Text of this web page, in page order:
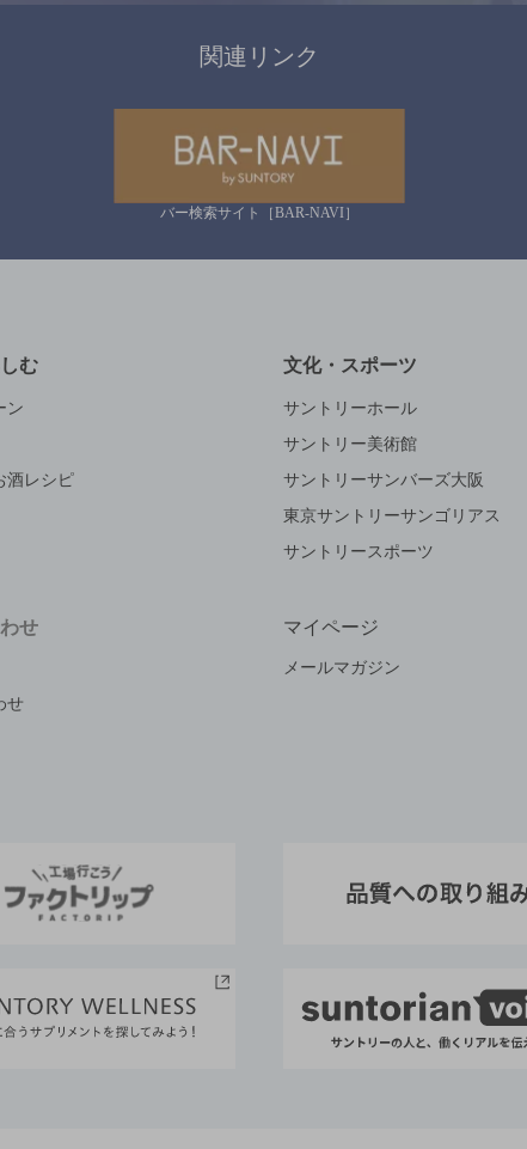
関連リンク
バー検索サイト［BAR-NAVI］
む
ン
酒レシピ
文化・スポーツ
サントリーホール
サントリー美術館
サントリーサンバーズ大阪
東京サントリーサンゴリアス
サントリースポーツ
せ
せ
マイページ
メールマガジン